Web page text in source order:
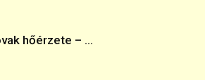
hőérzete – ...